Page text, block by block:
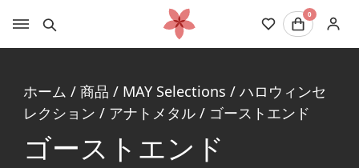
0
ホーム / 商品 / MAY Selections / ハロウィンセ
レクション / アナトメタル/ ゴーストエンド
ゴーストエンド